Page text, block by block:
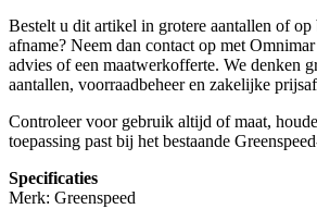
Bestelt u dit artikel in grotere aantallen of op
afname? Neem dan contact op met
advies of een maatwerkofferte. We denken
aantallen, voorraadbeheer en zakelijke
Controleer voor gebruik altijd of maat,
toepassing past bij het bestaande
Specificaties
Merk: Greenspeed